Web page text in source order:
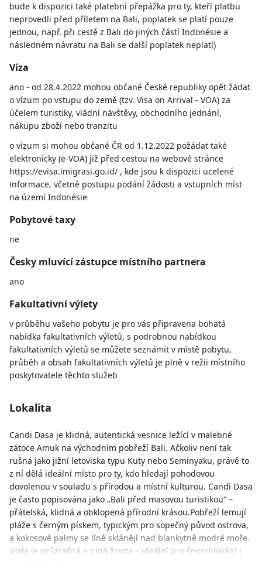
bude k dispozici také platební přepážka pro ty, kteří platbu
neprovedli před příletem na Bali, poplatek se platí pouze
jednou, např. při cestě z Bali do jiných částí Indonésie a
následném návratu na Bali se další poplatek neplatí)
Víza
ano - od 28.4.2022 mohou občané České republiky opět žádat
o vízum po vstupu do země (tzv. Visa on Arrival - VOA) za
účelem turistiky, vládní návštěvy, obchodního jednání,
nákupu zboží nebo tranzitu
o vízum si mohou občané ČR od 1.12.2022 požádat také
elektronicky (e-VOA) již před cestou na webové stránce
https://evisa.imigrasi.go.id/ , kde jsou k dispozici ucelené
informace, včetně postupu podání žádosti a vstupních míst
na území Indonésie
Pobytové taxy
ne
Česky mluvící zástupce místního partnera
ano
Fakultativní výlety
v průběhu vašeho pobytu je pro vás připravena bohatá
nabídka fakultativních výletů, s podrobnou nabídkou
fakultativních výletů se můžete seznámit v místě pobytu,
průběh a obsah fakultativních výletů je plně v režii místního
poskytovatele těchto služeb
Lokalita
Candi Dasa je klidná, autentická vesnice ležící v malebné
zátoce Amuk na východním pobřeží Bali. Ačkoliv není tak
rušná jako jižní letoviska typu Kuty nebo Seminyaku, právě to
z ní dělá ideální místo pro ty, kdo hledají pohodovou
dovolenou v souladu s přírodou a místní kulturou. Candi Dasa
je často popisována jako „Bali před masovou turistikou“ –
přátelská, klidná a obklopená přírodní krásou.Pobřeží lemují
pláže s černým pískem, typickým pro sopečný původ ostrova,
a kokosové palmy se líně sklánějí nad blankytně modré moře.
Voda je průzračná a plná života – ideální pro šnorchlování i